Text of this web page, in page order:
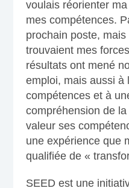
voulais réorienter
mes compétences.
prochain poste,
trouvaient mes
résultats ont mené
emploi, mais aussi à
compétences et à
compréhension de
valeur ses
une expérience que
qualifiée de «
SEED est une